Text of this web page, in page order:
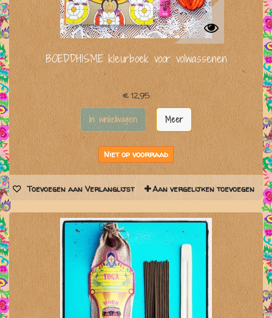
BOEDDHISME kleurboek voor volwassenen
€ 12,95
In winkelwagen Meer
Niet op voorraad
Toevoegen aan Verlanglijst Aan vergelijken toevoegen